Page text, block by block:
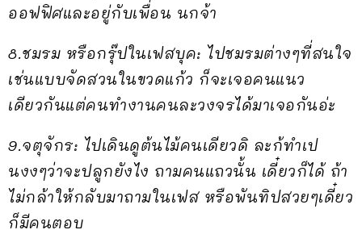
ออฟฟิศและอยู่กับเพื่อน นกจ้า
8.ชมรม หรือกรุ๊ปในเฟสบุค: ไปชมรมต่างๆที่สนใจ
เช่นแบบจัดสวนในขวดแก้ว ก็จะเจอคนแนว
เดียวกันแต่คนทำงานคนละวงจรได้มาเจอกันอ่ะ
9.จตุจักร: ไปเดินดูต้นไม้คนเดียวดิ ละก้ทำเป
นงงๆว่าจะปลูกยังไง ถามคนแถวนั้น เดี๋ยวก็ได้ ถ้า
ไม่กล้าให้กลับมาถามในเฟส หรือพันทิปสวยๆเดี๋ยว
ก็มีคนตอบ